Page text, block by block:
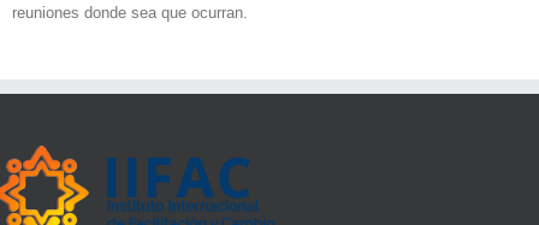
reuniones donde sea que ocurran.